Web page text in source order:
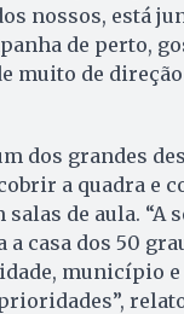
nossos, está
de perto,
muito de
dos grandes
a quadra e
de aula. “A
a casa dos 50
município e